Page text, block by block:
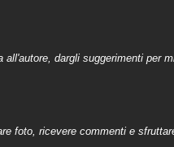
dargli suggerimenti per
foto, ricevere commenti e